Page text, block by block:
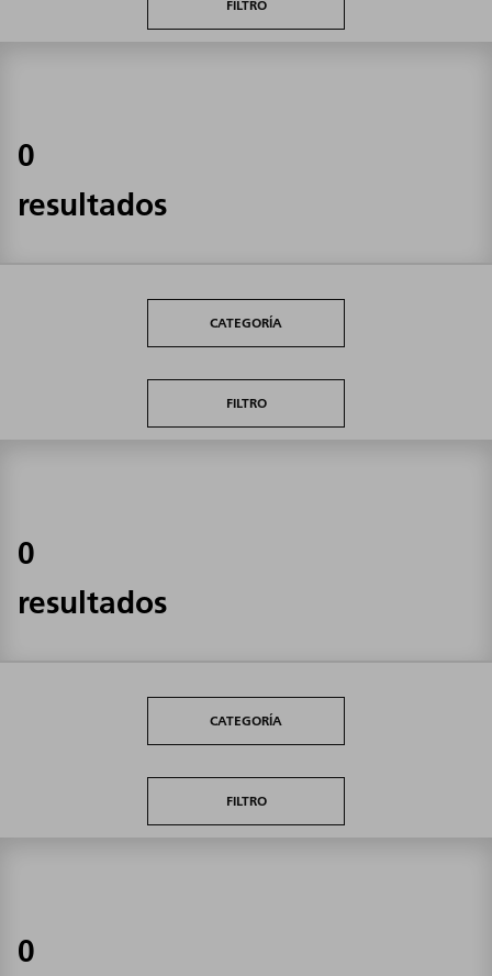
FILTRO
0
resultados
CATEGORÍA
FILTRO
0
resultados
CATEGORÍA
FILTRO
0